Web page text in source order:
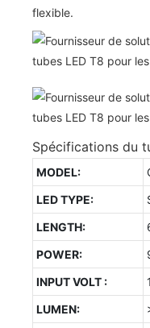
flexible.
Spécifications du
MODEL:
LED TYPE:
LENGTH:
POWER:
INPUT VOLT :
LUMEN: